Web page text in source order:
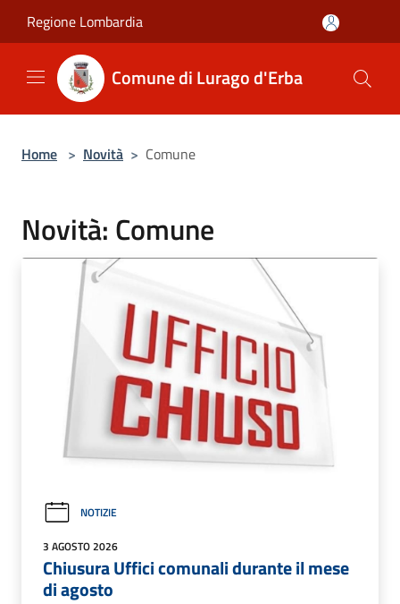
Regione Lombardia
Comune di Lurago d'Erba
Home > Novità > Comune
Novità: Comune
NOTIZIE
3 AGOSTO 2026
Chiusura Uffici comunali durante il mese
di agosto